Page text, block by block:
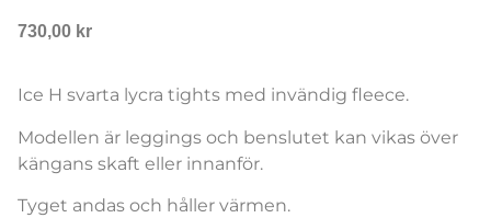
730,00 kr
Ice H svarta lycra tights med invändig fleece.
Modellen är leggings och benslutet kan vikas över
kängans skaft eller innanför.
Tyget andas och håller värmen.